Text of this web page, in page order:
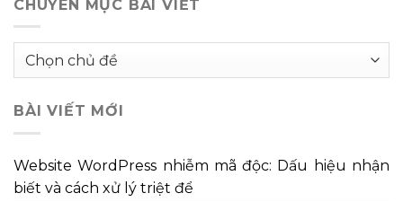
CHUYÊN MỤC BÀI VIẾT
Chuyên
viết
BÀI VIẾT MỚI
Website WordPress nhiễm mã độc: Dấu hiệu nhận
biết và cách xử lý triệt để